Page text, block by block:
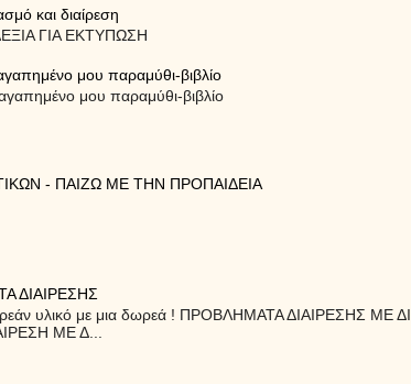
και διαίρεση
ΓΙΑ ΕΚΤΥΠΩΣΗ
μου παραμύθι-βιβλίο
μου παραμύθι-βιβλίο
- ΠΑΙΖΩ ΜΕ ΤΗΝ ΠΡΟΠΑΙΔΕΙΑ
ΔΙΑΙΡΕΣΗΣ
υλικό με μια δωρεά ! ΠΡΟΒΛΗΜΑΤΑ ΔΙΑΙΡΕΣΗΣ ΜΕ
ΜΕ Δ...